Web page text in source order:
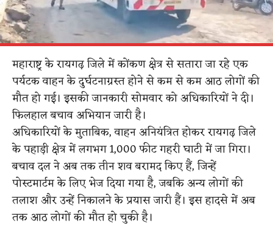
महाराष्ट्र के रायगढ़ जिले में कोंकण क्षेत्र से सतारा जा रहे एक
पर्यटक वाहन के दुर्घटनाग्रस्त होने से कम से कम आठ लोगों की
मौत हो गई। इसकी जानकारी सोमवार को अधिकारियों ने दी।
फिलहाल बचाव अभियान जारी है।
अधिकारियों के मुताबिक, वाहन अनियंत्रित होकर रायगढ़ जिले
के पहाड़ी क्षेत्र में लगभग 1,000 फीट गहरी घाटी में जा गिरा।
बचाव दल ने अब तक तीन शव बरामद किए हैं, जिन्हें
पोस्टमार्टम के लिए भेज दिया गया है, जबकि अन्य लोगों की
तलाश और उन्हें निकालने के प्रयास जारी हैं। इस हादसे में अब
तक आठ लोगों की मौत हो चुकी है।